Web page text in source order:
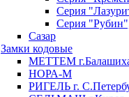
Серия
Серия
Сазар
Замки кодовые
МЕТТЕМ
НОРА-М
РИГЕЛЬ г.